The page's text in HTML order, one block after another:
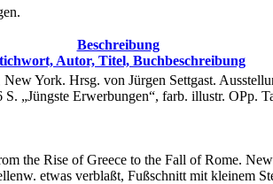
Beschreibung
Autor, Titel, Buchbeschreibung
York. Hrsg. von Jürgen Settgast.
„Jüngste Erwerbungen“, farb. illustr. OPp.
the Rise of Greece to the Fall of Rome.
etwas verblaßt, Fußschnitt mit kleinem